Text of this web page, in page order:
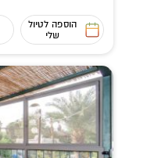
הוספה לטיול
שלי